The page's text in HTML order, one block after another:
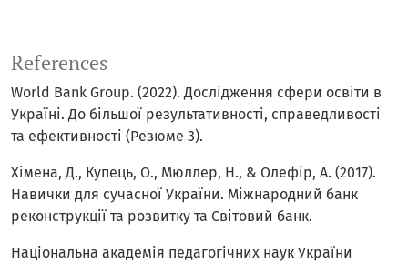
References
World Bank Group. (2022). Дослідження сфери освіти в
Україні. До більшої результативності, справедливості
та ефективності (Резюме 3).
Хімена, Д., Купець, О., Мюллер, Н., & Олефір, А. (2017).
Навички для сучасної України. Міжнародний банк
реконструкції та розвитку та Світовий банк.
Національна академія педагогічних наук України